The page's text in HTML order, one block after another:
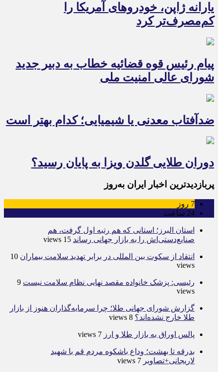
یارانه ژاپن، خودروهای آمریکا را
کم‌مصرف‌تر کرد
پیام رئیس قوه قضائیه خطاب به دبیر جدید
شورای عالی امنیت ملی
ضدآفتاب‌ معدنی یا شیمیایی؛ کدام بهتر است
دوران طلایی گلدن ویزا به پایان رسید؟
پربازدیدترین اخبار ایران به‌روز
7 روز
24 ساعت
استان البرز؛ استانی که هم رتبه اول گرفت، هم
صنایع‌دستی‌اش را به بازار جهانی رساند 15 views
انتقاد از سکوت بین المللی در برابر تهدید سلامت بیماران 10
views
رئیسی: پزشک خانواده مقصد نهایی نظام سلامت نیست 9
views
گزارش شورای جهانی طلا؛ چرا سرمایه‌گذاران هنوز از بازار
طلا خارج نشده‌اند؟ 8 views
پالس اوراق به بازار طلا و ارز 7 views
بدرقه تا بهشت؛ وداع باشکوه مردم قم با شهید
لاریجانی+تصاویر 7 views